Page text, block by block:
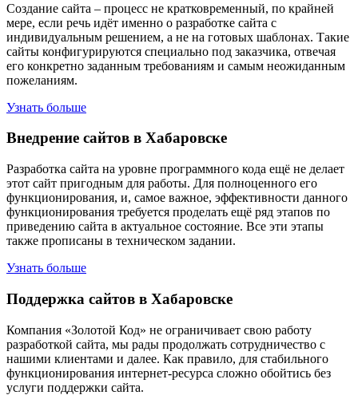
Создание сайта – процесс не кратковременный, по крайней
мере, если речь идёт именно о разработке сайта с
индивидуальным решением, а не на готовых шаблонах. Такие
сайты конфигурируются специально под заказчика, отвечая
его конкретно заданным требованиям и самым неожиданным
пожеланиям.
Узнать больше
Внедрение сайтов в Хабаровске
Разработка сайта на уровне программного кода ещё не делает
этот сайт пригодным для работы. Для полноценного его
функционирования, и, самое важное, эффективности данного
функционирования требуется проделать ещё ряд этапов по
приведению сайта в актуальное состояние. Все эти этапы
также прописаны в техническом задании.
Узнать больше
Поддержка сайтов в Хабаровске
Компания «Золотой Код» не ограничивает свою работу
разработкой сайта, мы рады продолжать сотрудничество с
нашими клиентами и далее. Как правило, для стабильного
функционирования интернет-ресурса сложно обойтись без
услуги поддержки сайта.